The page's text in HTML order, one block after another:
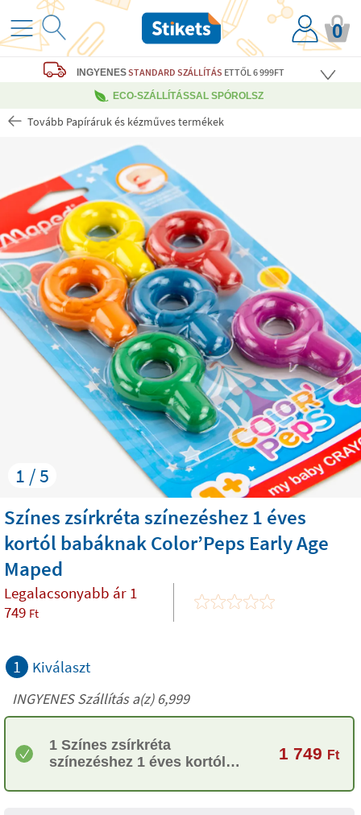
0
INGYENESSTANDARD SZÁLLÍTÁS ETTŐL 6 999FT
ECO-SZÁLLÍTÁSSAL SPÓROLSZ
Tovább Papíráruk és kézműves termékek
1 / 5
Színes zsírkréta színezéshez 1 éves
kortól babáknak Color’Peps Early Age
Maped
Legalacsonyabb ár 1
749 Ft
1 Kiválaszt
INGYENES Szállítás a(z) 6,999
1 Színes zsírkréta
színezéshez 1 éves kortól
Age Maped
1 749 Ft